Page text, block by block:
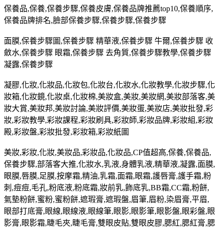
保養品,保養,保養步驟,保養皮膚,保養品牌推薦top10,保養順序,
保養品牌排名,臉部保養步驟,保養步驟,保養步驟
面膜,保養步驟圖,保養步驟 精華液,保養步驟 牛爾,保養步驟 收
斂水,保養步驟 眼霜,保養步驟 去角質,保養步驟教學,保養步驟
凝露,保養步驟
凝膠,化妝,化妝品,化妝包,化妝台,化妝水,化妝教學,化妝步驟,化
妝箱,化妝鏡,化妝桌,化妝棉,美妝盒,美妝,美妝網,美妝部落客,美
妝大賞,美妝邦,美妝討論,美妝評價,美妝蛋,美妝店,美妝批發,彩
妝,彩妝教學,彩妝課程,彩妝刷具,彩妝師,彩妝品牌,彩妝組,彩妝
殿,彩妝盤,彩妝批發,彩妝箱,彩妝紙圖
美妝,彩妝,化妝,美妝品,彩妝品,化妝品,CP值超高,保養,保養品,
保養步驟,部落客大推,化妝水,乳液,身體乳液,精華液,凝露,面膜,
眼膜,唇膜,足膜,按摩霜,精油,乳霜,面霜,眼霜,護唇膏,護手霜,粉
刺,痘痘,毛孔,粉底液,粉底霜,妝前乳,飾底乳,BB霜,CC霜,粉餅,
氣墊粉餅,蜜粉,蜜粉餅,遮瑕膏,遮瑕盤,眉筆,眉粉,染眉膏,平眉,
眼部打底膏,眼線,眼線液,眼線筆,眼影,眼影筆,眼影盤,眼彩盤,眼
影膏,眼影霜,睫毛夾,睫毛膏,雙眼皮貼,雙眼皮膠,腮紅,腮紅膏,腮